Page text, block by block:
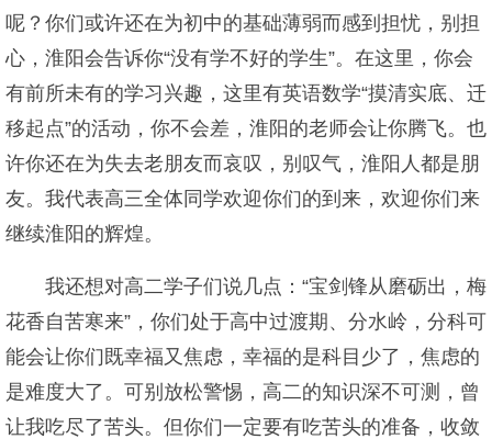
呢？你们或许还在为初中的基础薄弱而感到担忧，别担
心，淮阳会告诉你“没有学不好的学生”。在这里，你会
有前所未有的学习兴趣，这里有英语数学“摸清实底、迁
移起点”的活动，你不会差，淮阳的老师会让你腾飞。也
许你还在为失去老朋友而哀叹，别叹气，淮阳人都是朋
友。我代表高三全体同学欢迎你们的到来，欢迎你们来
继续淮阳的辉煌。
我还想对高二学子们说几点：“宝剑锋从磨砺出，梅
花香自苦寒来”，你们处于高中过渡期、分水岭，分科可
能会让你们既幸福又焦虑，幸福的是科目少了，焦虑的
是难度大了。可别放松警惕，高二的知识深不可测，曾
让我吃尽了苦头。但你们一定要有吃苦头的准备，收敛